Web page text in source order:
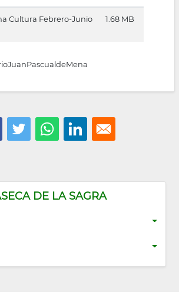
DE LA SAGRA
Cultura Febrero-Junio
1.68 MB